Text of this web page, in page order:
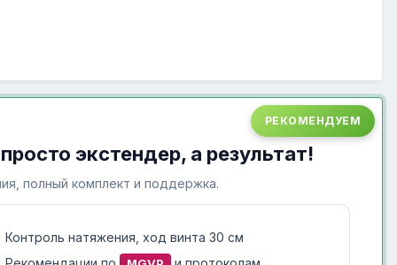
РЕКОМЕНДУЕМ
экстендер, а результат!
полный комплект и поддержка.
Контроль натяжения, ход винта 30 см